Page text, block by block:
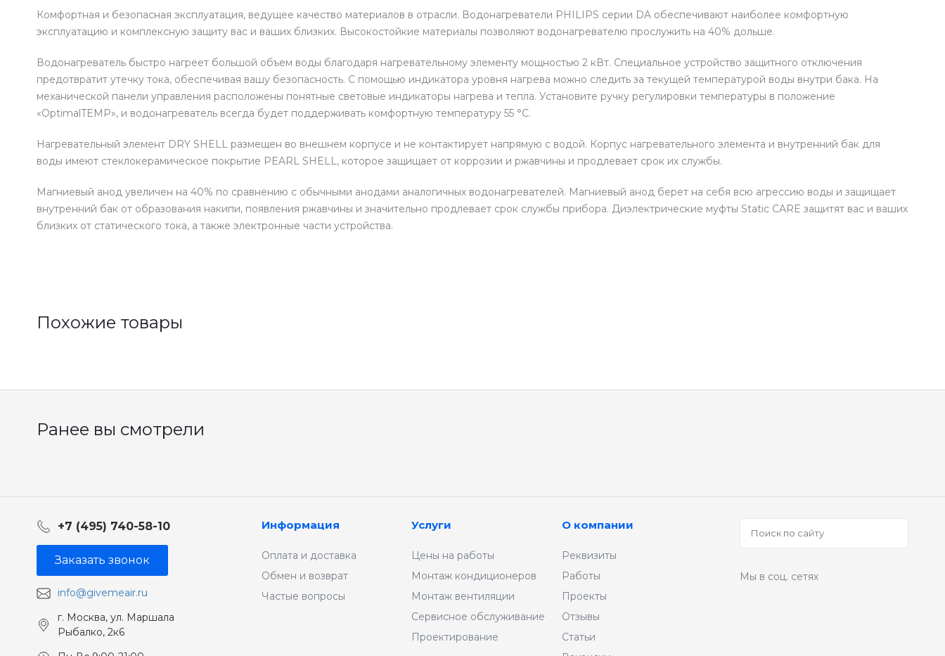
Комфортная и безопасная эксплуатация, ведущее качество материалов в отрасли. Водонагреватели PHILIPS серии DA обеспечивают наиболее комфортную
эксплуатацию и комплексную защиту вас и ваших близких. Высокостойкие материалы позволяют водонагревателю прослужить на 40% дольше.
Водонагреватель быстро нагреет большой объем воды благодаря нагревательному элементу мощностью 2 кВт. Специальное устройство защитного отключения
предотвратит утечку тока, обеспечивая вашу безопасность. С помощью индикатора уровня нагрева можно следить за текущей температурой воды внутри бака. На
механической панели управления расположены понятные световые индикаторы нагрева и тепла. Установите ручку регулировки температуры в положение
«OptimalTEMP», и водонагреватель всегда будет поддерживать комфортную температуру 55 °C.
Нагревательный элемент DRY SHELL размещен во внешнем корпусе и не контактирует напрямую с водой. Корпус нагревательного элемента и внутренний бак для
воды имеют стеклокерамическое покрытие PEARL SHELL, которое защищает от коррозии и ржавчины и продлевает срок их службы.
Магниевый анод увеличен на 40% по сравнению с обычными анодами аналогичных водонагревателей. Магниевый анод берет на себя всю агрессию воды и защищает
внутренний бак от образования накипи, появления ржавчины и значительно продлевает срок службы прибора. Диэлектрические муфты Static CARE защитят вас и ваших
близких от статического тока, а также электронные части устройства.
Похожие товары
Ранее вы смотрели
+7 (495) 740-58-10
Заказать звонок
info@givemeair.ru
г. Москва, ул. Маршала
Рыбалко, 2к6
Информация
Оплата и доставка
Обмен и возврат
Частые вопросы
Услуги
Цены на работы
Монтаж кондиционеров
Монтаж вентиляции
Сервисное обслуживание
Проектирование
О компании
Реквизиты
Работы
Проекты
Отзывы
Статьи
Мы в соц. сетях